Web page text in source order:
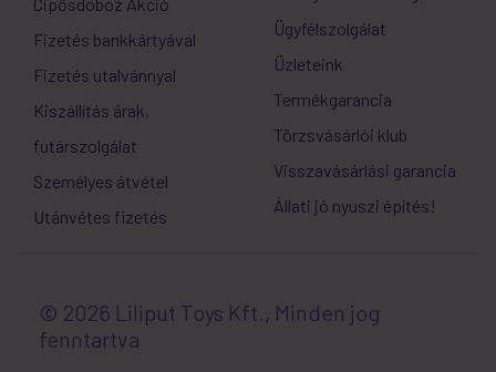
Fizetés bankkártyával
Fizetés utalvánnyal
Kiszállítás árak,
futárszolgálat
Személyes átvétel
Utánvétes fizetés
Ügyfélszolgálat
Üzleteink
Termékgarancia
Törzsvásárlói klub
Visszavásárlási garancia
Állati jó nyuszi építés!
© 2026 Liliput Toys Kft., Minden jog
fenntartva